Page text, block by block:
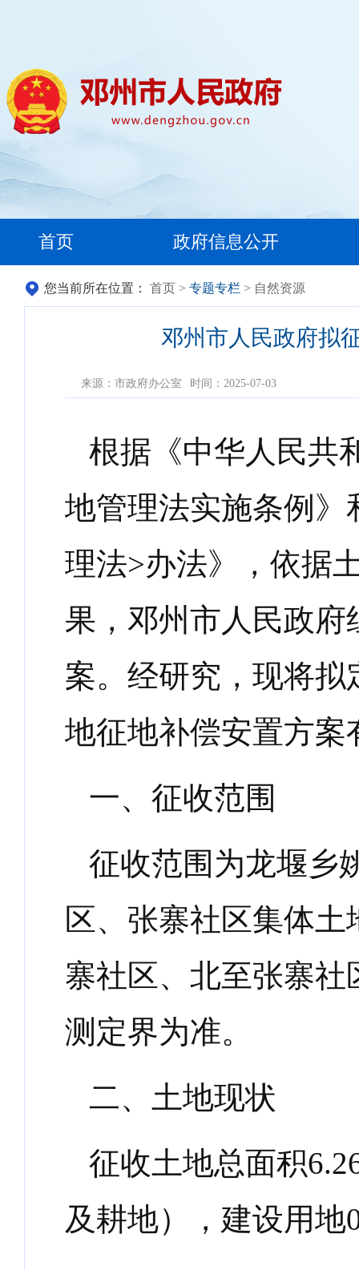
首页 政府信息公开
您当前所在位置： 首页 > 专题专栏 > 自然资源
邓州市人民政府拟
来源：市政府办公室 时间：2025-07-03
根据《中华人民共
地管理法实施条例》
理法>办法》，依据
果，邓州市人民政
案。经研究，现将拟
地征地补偿安置方
一、征收范围
征收范围为龙堰乡
区、张寨社区集体
寨社区、北至张寨
测定界为准。
二、土地现状
征收土地总面积
及耕地），建设用地